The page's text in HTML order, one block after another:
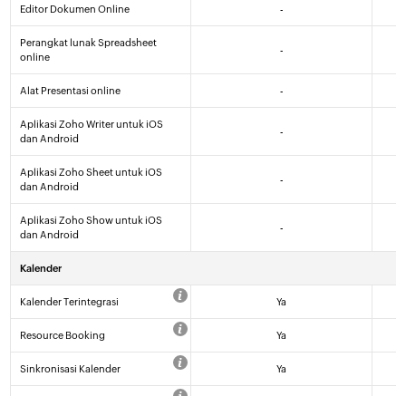
Editor Dokumen Online -
Perangkat lunak Spreadsheet
online
-
Alat Presentasi online -
Aplikasi Zoho Writer untuk iOS
dan Android
-
Aplikasi Zoho Sheet untuk iOS
dan Android
-
Aplikasi Zoho Show untuk iOS
dan Android
-
Kalender
Kalender Terintegrasi Ya
Resource Booking Ya
Sinkronisasi Kalender Ya